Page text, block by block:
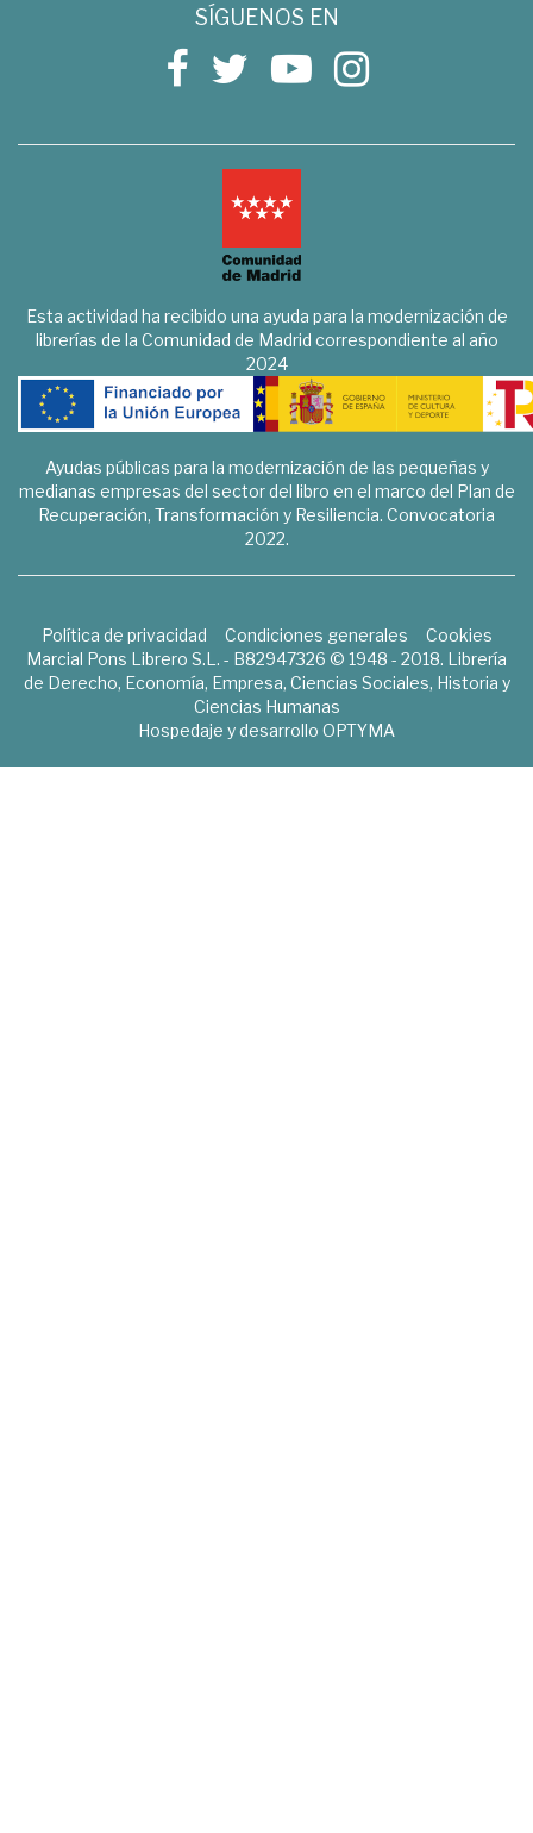
SÍGUENOS EN
Esta actividad ha recibido una ayuda para la modernización de
librerías de la Comunidad de Madrid correspondiente al año
2024
Ayudas públicas para la modernización de las pequeñas y
medianas empresas del sector del libro en el marco del Plan de
Recuperación, Transformación y Resiliencia. Convocatoria
2022.
Política de privacidad Condiciones generales
Cookies
Marcial Pons Librero S.L. - B82947326 © 1948 - 2018. Librería
de Derecho, Economía, Empresa, Ciencias Sociales, Historia y
Ciencias Humanas
Hospedaje y desarrollo OPTYMA